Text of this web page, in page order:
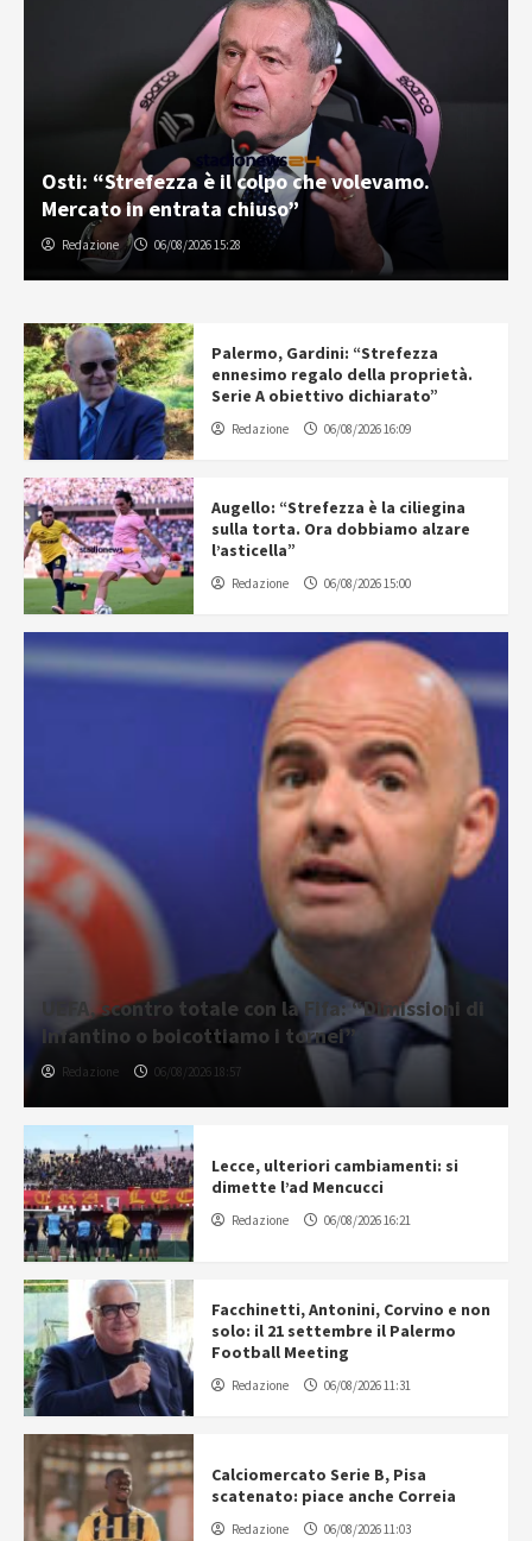
Osti: “Strefezza è il colpo che volevamo.
Mercato in entrata chiuso”
Redazione 06/08/2026 15:28
Palermo, Gardini: “Strefezza
ennesimo regalo della proprietà.
Serie A obiettivo dichiarato”
Redazione 06/08/2026 16:09
Augello: “Strefezza è la ciliegina
sulla torta. Ora dobbiamo alzare
l’asticella”
Redazione 06/08/2026 15:00
UEFA, scontro totale con la Fifa: “Dimissioni di
Infantino o boicottiamo i tornei”
Redazione 06/08/2026 18:57
Lecce, ulteriori cambiamenti: si
dimette l’ad Mencucci
Redazione 06/08/2026 16:21
Facchinetti, Antonini, Corvino e non
solo: il 21 settembre il Palermo
Football Meeting
Redazione 06/08/2026 11:31
Calciomercato Serie B, Pisa
scatenato: piace anche Correia
Redazione 06/08/2026 11:03